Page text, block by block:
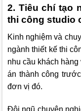
2. Tiêu chí tạo
thi công studio
Kinh nghiệm và
ngành thiết kế thi
nhu cầu khách
án thành công
đơn vị đó.
Đội ngũ chuyên